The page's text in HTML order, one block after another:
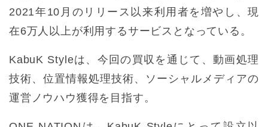
2021年10月のリリース以来利用者を増やし、現
在6万人以上が利用するサービスとなっている。
KabuK Styleは、今回の買収を通じて、動画処理
技術、位置情報処理技術、ソーシャルメディアの
運営ノウハウ獲得を目指す。